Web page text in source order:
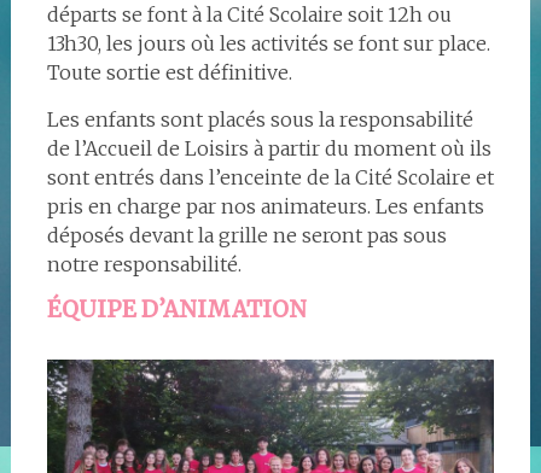
départs se font à la Cité Scolaire soit 12h ou
13h30, les jours où les activités se font sur place.
Toute sortie est définitive.
Les enfants sont placés sous la responsabilité
de l’Accueil de Loisirs à partir du moment où ils
sont entrés dans l’enceinte de la Cité Scolaire et
pris en charge par nos animateurs. Les enfants
déposés devant la grille ne seront pas sous
notre responsabilité.
ÉQUIPE D’ANIMATION